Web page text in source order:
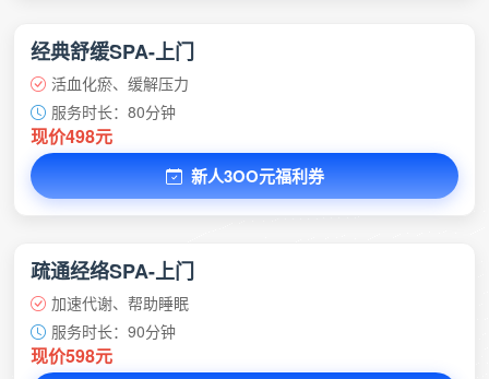
经典舒缓SPA-上门
活血化瘀、缓解压力
服务时长：80分钟
现价498元
新人3OO元福利券
疏通经络SPA-上门
加速代谢、帮助睡眠
服务时长：90分钟
现价598元